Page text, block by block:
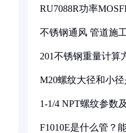
RU7088R功率
不锈钢通风 管道施
201不锈钢重量计算
M20螺纹大径和小
1-1/4 NPT螺纹参数
F1010E是什么管？